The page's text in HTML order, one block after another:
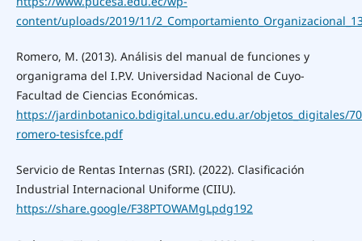
content/uploads/2019/11/
Romero, M. (2013). Análisis del manual de funciones y
organigrama del I.P.V. Universidad Nacional de Cuyo-
Facultad de Ciencias Económicas.
https://jardinbotanico.bdigital.uncu.edu.ar/objetos_digitales/
romero-tesisfce.pdf
Servicio de Rentas Internas (SRI). (2022). Clasificación
Industrial Internacional Uniforme (CIIU).
https://share.google/F38PTOWAMgLpdg192